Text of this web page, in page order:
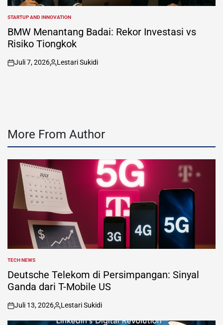
POSTED
IN
STARTUP AND INNOVATION
BMW Menantang Badai: Rekor Investasi vs
Risiko Tiongkok
on
Juli 7, 2026
Posted
Lestari Sukidi
More From Author
POSTED
IN
TECH NEWS
Deutsche Telekom di Persimpangan: Sinyal
Ganda dari T-Mobile US
on
Juli 13, 2026
Posted
by
Lestari Sukidi